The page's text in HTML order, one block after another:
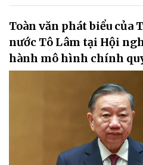
Toàn văn phát biểu của
nước Tô Lâm tại Hội
hành mô hình chính